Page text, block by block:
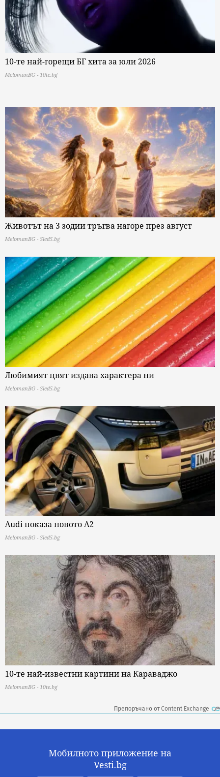
10-те най-горещи БГ хита за юли 2026
MelomanBG - 10te.bg
Животът на 3 зодии тръгва нагоре през август
MelomanBG - Sled5.bg
Любимият цвят издава характера ни
MelomanBG - Sled5.bg
Audi показа новото A2
MelomanBG - Sled5.bg
10-те най-известни картини на Караваджо
MelomanBG - 10te.bg
Препоръчано от Content Exchange
Мобилното приложение на
Vesti.bg